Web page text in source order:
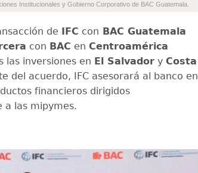
Institucionales y Gobierno Corporativo de BAC Guatemala.
de IFC con BAC Guatemala
con BAC en Centroamérica
las inversiones en El Salvador y Costa
del acuerdo, IFC asesorará al banco en
financieros dirigidos
a las mipymes.